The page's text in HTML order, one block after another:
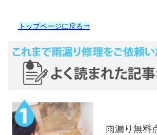
トップページに戻る⇒
雨漏り無料